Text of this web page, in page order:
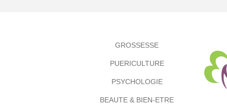
GROSSESSE
PUERICULTURE
PSYCHOLOGIE
BEAUTE & BIEN-ETRE